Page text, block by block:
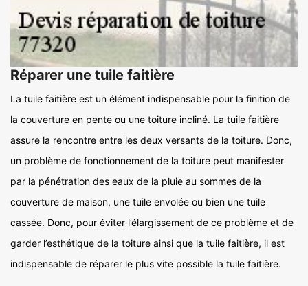
Réparer une tuile faitière
La tuile faitière est un élément indispensable pour la finition de
la couverture en pente ou une toiture incliné. La tuile faitière
assure la rencontre entre les deux versants de la toiture. Donc,
un problème de fonctionnement de la toiture peut manifester
par la pénétration des eaux de la pluie au sommes de la
couverture de maison, une tuile envolée ou bien une tuile
cassée. Donc, pour éviter l’élargissement de ce problème et de
garder l’esthétique de la toiture ainsi que la tuile faitière, il est
indispensable de réparer le plus vite possible la tuile faitière.